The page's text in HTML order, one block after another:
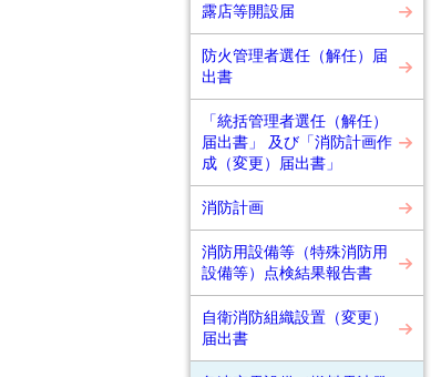
露店等開設届
防火管理者選任（解任）届
出書
「統括管理者選任（解任）
届出書」 及び「消防計画作
成（変更）届出書」
消防計画
消防用設備等（特殊消防用
設備等）点検結果報告書
自衛消防組織設置（変更）
届出書